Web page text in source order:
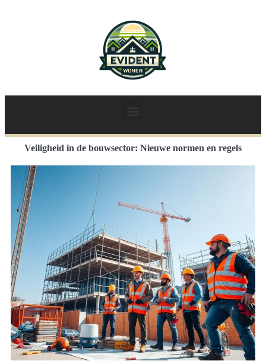
Veiligheid in de bouwsector: Nieuwe normen en regels